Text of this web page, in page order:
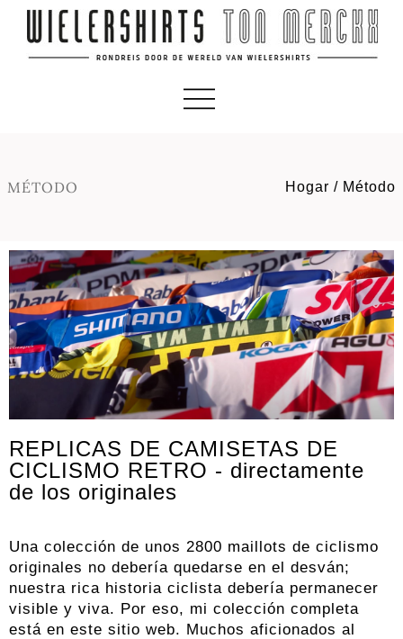
MÉTODO Hogar / Método
REPLICAS DE CAMISETAS DE
CICLISMO RETRO - directamente
de los originales
Una colección de unos 2800 maillots de ciclismo
originales no debería quedarse en el desván;
nuestra rica historia ciclista debería permanecer
visible y viva. Por eso, mi colección completa
está en este sitio web. Muchos aficionados al